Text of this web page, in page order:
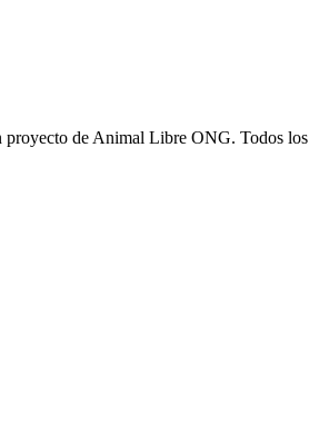
proyecto de Animal Libre ONG. Todos los